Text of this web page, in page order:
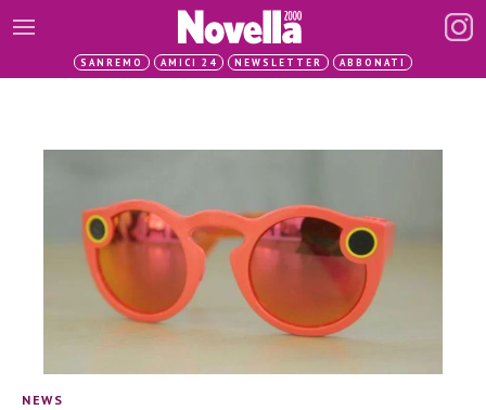
SANREMO AMICI 24 NEWSLETTER ABBONATI
NEWS